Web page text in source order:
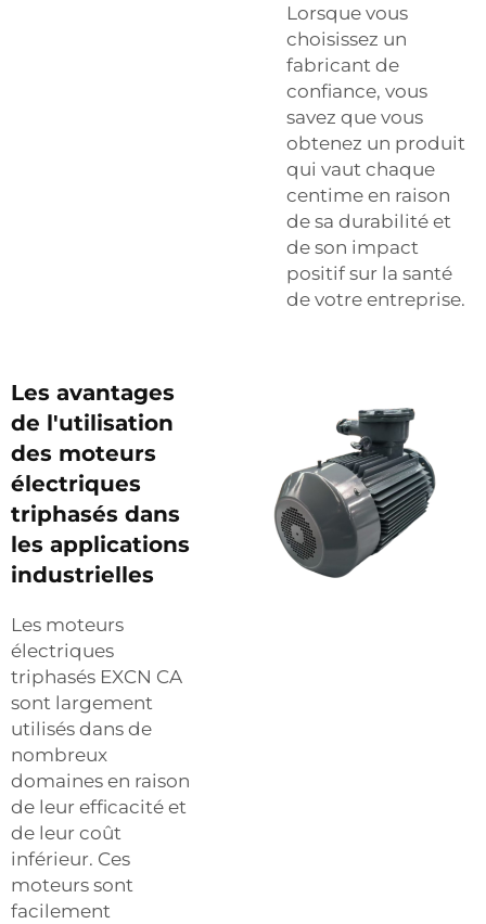
Lorsque vous
choisissez un
fabricant de
confiance, vous
savez que vous
obtenez un produit
qui vaut chaque
centime en raison
de sa durabilité et
de son impact
positif sur la santé
de votre entreprise.
Les avantages
de l'utilisation
des moteurs
électriques
triphasés dans
les applications
industrielles
Les moteurs
électriques
triphasés EXCN CA
sont largement
utilisés dans de
nombreux
domaines en raison
de leur efficacité et
de leur coût
inférieur. Ces
moteurs sont
facilement